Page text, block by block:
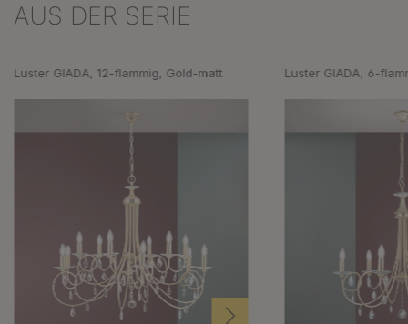
Produktgalerie überspringen
AUS DER SERIE
Luster GIADA, 12-flammig, Gold-matt Luster GIADA, 6-